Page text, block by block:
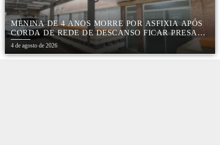
MENINA DE 4 ANOS MORRE POR ASFIXIA APÓS
CORDA DE REDE DE DESCANSO FICAR PRESA
AO PESCOÇO EM MARÍLIA
4 de agosto de 2026